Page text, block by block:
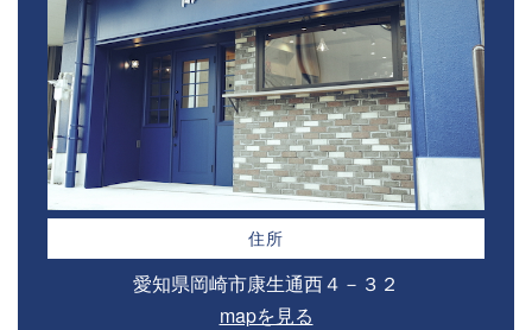
住所
愛知県岡崎市康生通西４－３２⁣
mapを見る